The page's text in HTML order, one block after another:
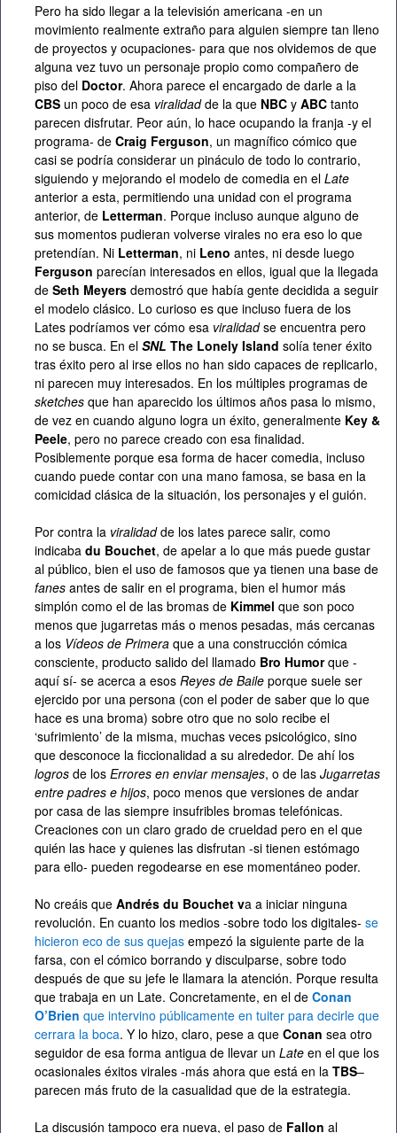
Pero ha sido llegar a la televisión americana -en un
movimiento realmente extraño para alguien siempre tan lleno
de proyectos y ocupaciones- para que nos olvidemos de que
alguna vez tuvo un personaje propio como compañero de
piso del Doctor. Ahora parece el encargado de darle a la
CBS un poco de esa viralidadde la que NBC y ABC tanto
parecen disfrutar. Peor aún, lo hace ocupando la franja -y el
programa- de Craig Ferguson, un magnífico cómico que
casi se podría considerar un pináculo de todo lo contrario,
siguiendo y mejorando el modelo de comedia en el Late
anterior a esta, permitiendo una unidad con el programa
anterior, de Letterman. Porque incluso aunque alguno de
sus momentos pudieran volverse virales no era eso lo que
pretendían. Ni Letterman, ni Leno antes, ni desde luego
Ferguson parecían interesados en ellos, igual que la llegada
de Seth Meyers demostró que había gente decidida a seguir
el modelo clásico. Lo curioso es que incluso fuera de los
Lates podríamos ver cómo esa viralidadse encuentra pero
no se busca. En el SNL The Lonely Island solía tener éxito
tras éxito pero al irse ellos no han sido capaces de replicarlo,
ni parecen muy interesados. En los múltiples programas de
sketches que han aparecido los últimos años pasa lo mismo,
de vez en cuando alguno logra un éxito, generalmente Key &
Peele, pero no parece creado con esa finalidad.
Posiblemente porque esa forma de hacer comedia, incluso
cuando puede contar con una mano famosa, se basa en la
comicidad clásica de la situación, los personajes y el guión.
Por contra la viralidadde los lates parece salir, como
indicaba du Bouchet, de apelar a lo que más puede gustar
al público, bien el uso de famosos que ya tienen una base de
fanes antes de salir en el programa, bien el humor más
simplón como el de las bromas de Kimmel que son poco
menos que jugarretas más o menos pesadas, más cercanas
a los Vídeos de Primera que a una construcción cómica
consciente, producto salido del llamado Bro Humorque -
aquí sí- se acerca a esos Reyes de Baile porque suele ser
ejercido por una persona (con el poder de saber que lo que
hace es una broma) sobre otro que no solo recibe el
‘sufrimiento’ de la misma, muchas veces psicológico, sino
que desconoce la ficcionalidad a su alrededor. De ahí los
logros de los Errores en enviar mensajes, o de las Jugarretas
entre padres e hijos, poco menos que versiones de andar
por casa de las siempre insufribles bromas telefónicas.
Creaciones con un claro grado de crueldad pero en el que
quién las hace y quienes las disfrutan -si tienen estómago
para ello- pueden regodearse en ese momentáneo poder.
No creáis que Andrés du Bouchet va a iniciar ninguna
revolución. En cuanto los medios -sobre todo los digitales- se
hicieron eco de sus quejas empezó la siguiente parte de la
farsa, con el cómico borrando y disculparse, sobre todo
después de que su jefe le llamara la atención. Porque resulta
que trabaja en un Late. Concretamente, en el de Conan
O’Brien que intervino públicamente en tuiter para decirle que
cerrara la boca. Y lo hizo, claro, pese a que Conan sea otro
seguidor de esa forma antigua de llevar un Late en el que los
ocasionales éxitos virales -más ahora que está en la TBS–
parecen más fruto de la casualidad que de la estrategia.
La discusión tampoco era nueva, el paso de Fallon al